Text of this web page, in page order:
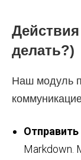
делать?)
Наш модуль
Markdown.